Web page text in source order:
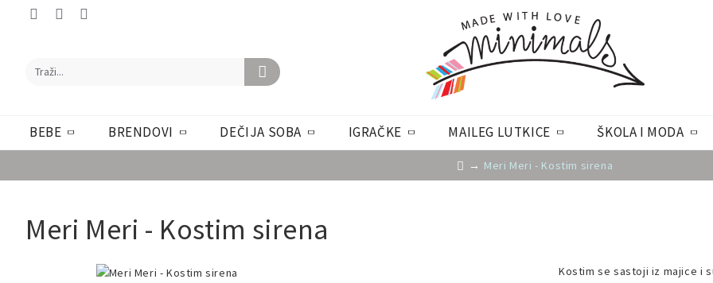
BEBE BRENDOVI DEČIJA SOBA IGRAČKE MAILEG LUTKICE ŠKOLA I MODA
Meri Meri - Kostim sirena
Meri Meri - Kostim sirena
Kostim se sastoji iz majice i